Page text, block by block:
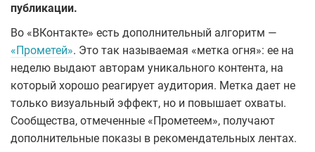
публикации.
Во «ВКонтакте» есть дополнительный алгоритм —
«Прометей». Это так называемая «метка огня»: ее на
неделю выдают авторам уникального контента, на
который хорошо реагирует аудитория. Метка дает не
только визуальный эффект, но и повышает охваты.
Сообщества, отмеченные «Прометеем», получают
дополнительные показы в рекомендательных лентах.